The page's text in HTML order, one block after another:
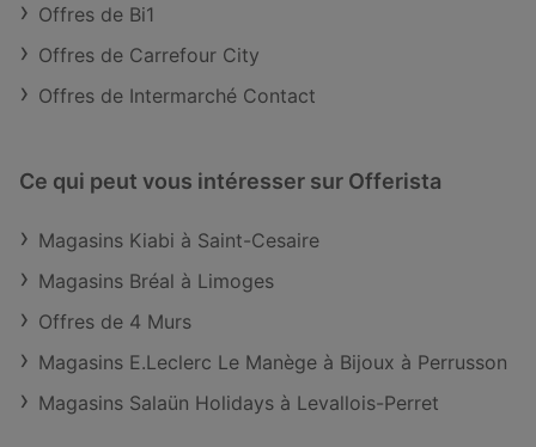
Offres de Bi1
Offres de Carrefour City
Offres de Intermarché Contact
Ce qui peut vous intéresser sur Offerista
Magasins Kiabi à Saint-Cesaire
Magasins Bréal à Limoges
Offres de 4 Murs
Magasins E.Leclerc Le Manège à Bijoux à Perrusson
Magasins Salaün Holidays à Levallois-Perret